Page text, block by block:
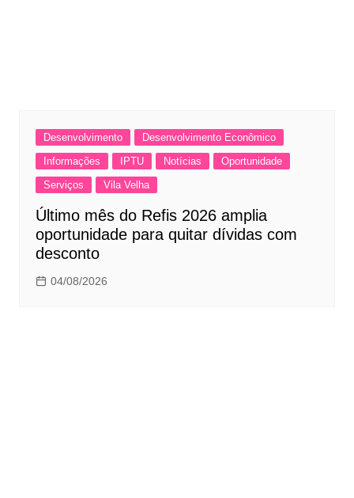
Desenvolvimento
Desenvolvimento Econômico
Informações
IPTU Notícias
Oportunidade
Serviços
Vila Velha
Último mês do Refis 2026 amplia
oportunidade para quitar dívidas com
desconto
04/08/2026